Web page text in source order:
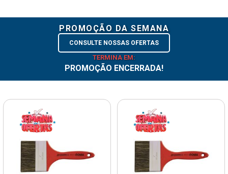
PROMOÇÃO DA SEMANA
CONSULTE NOSSAS OFERTAS
TERMINA EM:
PROMOÇÃO ENCERRADA!